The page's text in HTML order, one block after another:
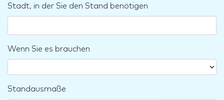
Stadt, in der Sie den Stand benötigen
Wenn Sie es brauchen
Standausmaße